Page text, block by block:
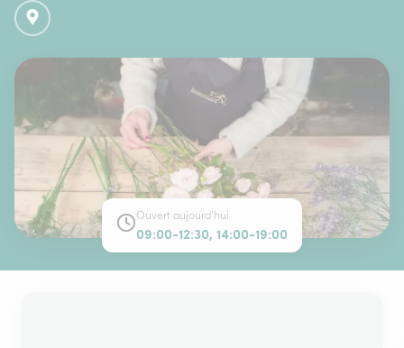
Ouvert aujourd'hui
09:00-12:30, 14:00-19:00